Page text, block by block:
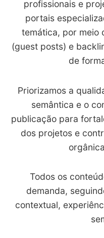
profissionais e
portais
temática, por meio
(guest posts) e
de
Priorizamos a
semântica e o
publicação para
dos projetos e
Todos os
demanda,
contextual,